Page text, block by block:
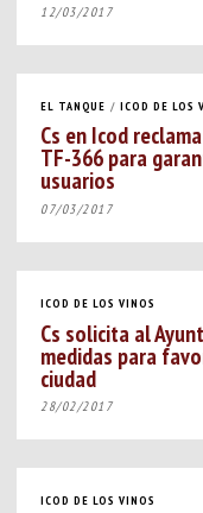
12/03/2017
EL TANQUE / ICOD DE LOS
Cs en Icod
TF-366 para
usuarios
07/03/2017
ICOD DE LOS VINOS
Cs solicita al
medidas para
ciudad
28/02/2017
ICOD DE LOS VINOS